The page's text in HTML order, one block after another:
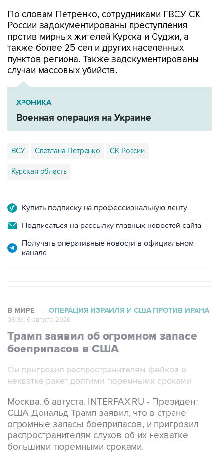
По словам Петренко, сотрудниками ГВСУ СК
России задокументированы преступления
против мирных жителей Курска и Суджи, а
также более 25 сел и других населенных
пунктов региона. Также задокументированы
случаи массовых убийств.
ХРОНИКА
Военная операция на Украине
ВСУ Светлана Петренко СК России
Курская область
Купить подписку на профессиональную ленту
Подписаться на рассылку главных новостей сайта
Получать оперативные новости в официальном
канале
В МИРЕ → ОПЕРАЦИЯ ИЗРАИЛЯ И США ПРОТИВ ИРАНА
08:38, 6 августа 2026
Трамп заявил об огромном запасе
боеприпасов в США
Он пригрозил распространителям фейков о
нехватке ракет долгими тюремными сроками
Москва. 6 августа. INTERFAX.RU - Президент
США Дональд Трамп заявил, что в стране
огромные запасы боеприпасов, и пригрозил
распространителям слухов об их нехватке
большими тюремными сроками.